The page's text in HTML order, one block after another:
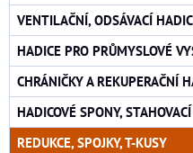
VENTILAČNÍ, ODSÁVACÍ
HADICE PRO PRŮMYSLOVÉ
CHRÁNIČKY A REKUPERAČNÍ
HADICOVÉ SPONY,
REDUKCE, SPOJKY, T-KUSY